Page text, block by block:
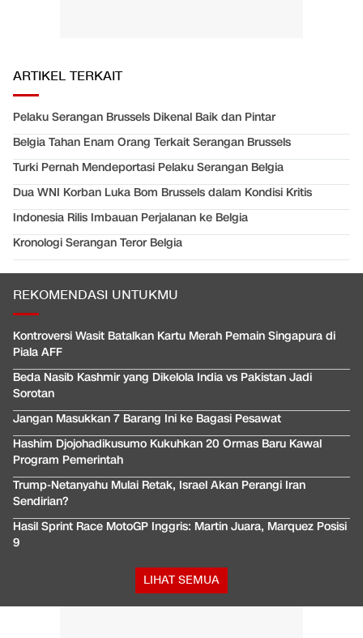
ARTIKEL TERKAIT
Pelaku Serangan Brussels Dikenal Baik dan Pintar
Belgia Tahan Enam Orang Terkait Serangan Brussels
Turki Pernah Mendeportasi Pelaku Serangan Belgia
Dua WNI Korban Luka Bom Brussels dalam Kondisi Kritis
Indonesia Rilis Imbauan Perjalanan ke Belgia
Kronologi Serangan Teror Belgia
REKOMENDASI UNTUKMU
Kontroversi Wasit Batalkan Kartu Merah Pemain Singapura di
Piala AFF
Beda Nasib Kashmir yang Dikelola India vs Pakistan Jadi
Sorotan
Jangan Masukkan 7 Barang Ini ke Bagasi Pesawat
Hashim Djojohadikusumo Kukuhkan 20 Ormas Baru Kawal
Program Pemerintah
Trump-Netanyahu Mulai Retak, Israel Akan Perangi Iran
Sendirian?
Hasil Sprint Race MotoGP Inggris: Martin Juara, Marquez Posisi
9
LIHAT SEMUA